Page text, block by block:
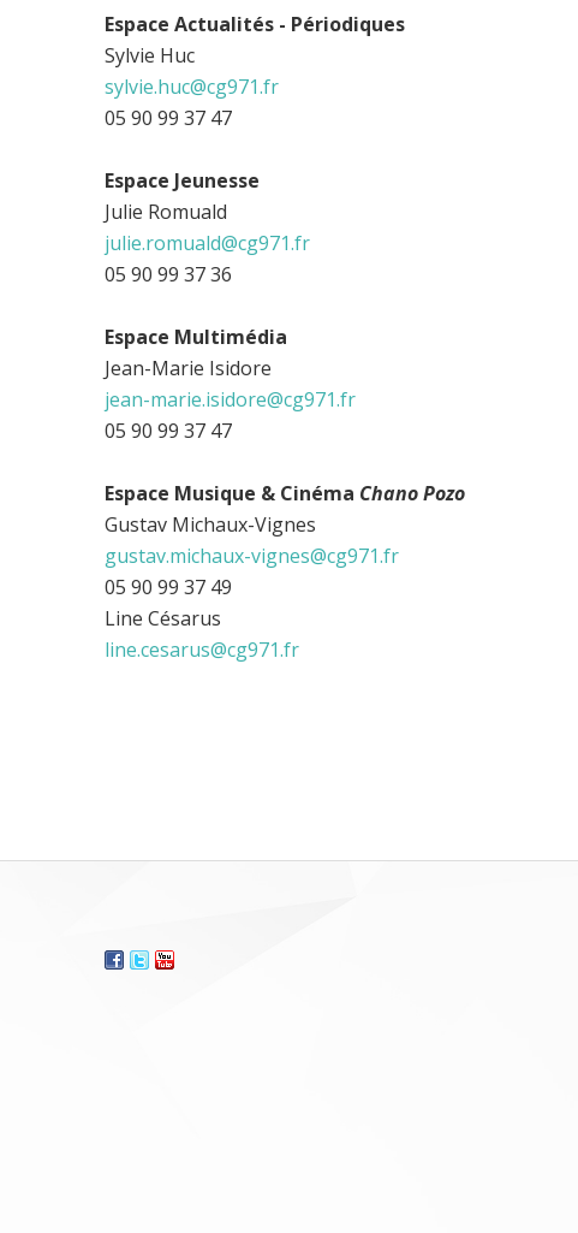
Espace Actualités - Périodiques
Sylvie Huc
sylvie.huc@cg971.fr
05 90 99 37 47
Espace Jeunesse
Julie Romuald
julie.romuald@cg971.fr
05 90 99 37 36
Espace Multimédia
Jean-Marie Isidore
jean-marie.isidore@cg971.fr
05 90 99 37 47
Espace Musique & Cinéma Chano Pozo
Gustav Michaux-Vignes
gustav.michaux-vignes@cg971.fr
05 90 99 37 49
Line Césarus
line.cesarus@cg971.fr